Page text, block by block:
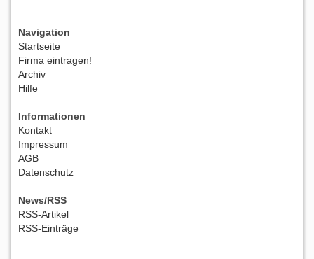
Navigation
Startseite
Firma eintragen!
Archiv
Hilfe
Informationen
Kontakt
Impressum
AGB
Datenschutz
News/RSS
RSS-Artikel
RSS-Einträge